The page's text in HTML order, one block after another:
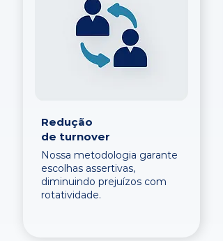
Redução
de turnover
Nossa metodologia garante
escolhas assertivas,
diminuindo prejuízos com
rotatividade.